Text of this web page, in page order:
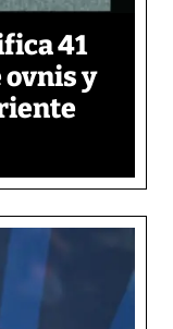
41
ovnis y